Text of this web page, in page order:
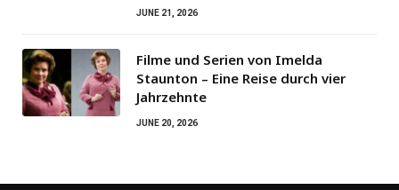
JUNE 21, 2026
Filme und Serien von Imelda
Staunton – Eine Reise durch vier
Jahrzehnte
JUNE 20, 2026